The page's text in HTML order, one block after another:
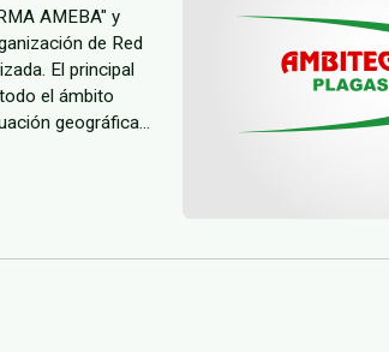
AMEBA" y
de Red
geográfica